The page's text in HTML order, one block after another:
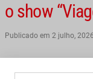
o show
Publicado em 2 julho, 2026